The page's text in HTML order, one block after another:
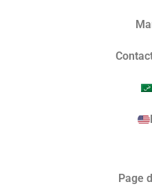
Page